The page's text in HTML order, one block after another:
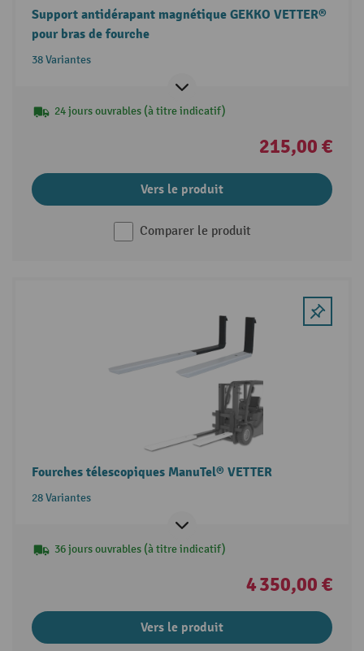
Support antidérapant magnétique GEKKO VETTER®
pour bras de fourche
38 Variantes
24 jours ouvrables (à titre indicatif)
215,00 €
Vers le produit
Comparer le produit
Fourches télescopiques ManuTel® VETTER
28 Variantes
36 jours ouvrables (à titre indicatif)
4 350,00 €
Vers le produit